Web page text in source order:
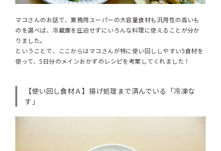
マコさんのお話で、業務用スーパーの大容量食材も汎用性の高いも
のを選べば、冷蔵庫を圧迫せずにいろんな料理に使えることが分か
りました。
ということで、ここからはマコさんが特に使い回ししやすい5食材を
使って、5日分のメインおかずのレシピを考案してくれました！
【使い回し食材Ａ】揚げ処理まで済んでいる「冷凍な
す」